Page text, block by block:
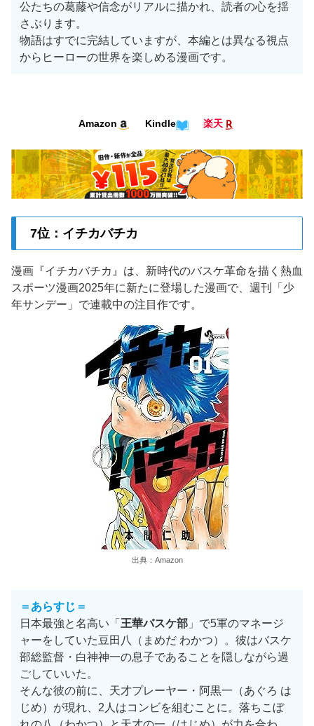
公たちの葛藤や信念がリアルに描かれ、読者の心を揺
さぶります。
物語はすでに完結していますが、本編とは異なる視点
からヒーローの世界を楽しめる漫画です。
Amazon Kindle 楽天
7位：イチカバチカ
漫画『イチカバチカ』は、新時代のバスケ革命を描く熱血
スポーツ漫画2025年に新たに登場した漫画で、週刊「少
年サンデー」で連載中の注目作です。
出典：Amazon
＝あらすじ＝
日本最強と名高い「 王華バスケ部 」で5軍のマネージ
ャーをしていた豆田八（まめだ わかつ）。彼はバスケ
部総監督・白神神一の息子であることを隠しながら過
ごしていいた。
そんな彼の前に、天才プレーヤー・阿黒一（あぐろ は
じめ）が現れ、2人はコンビを組むことに。落ちこぼ